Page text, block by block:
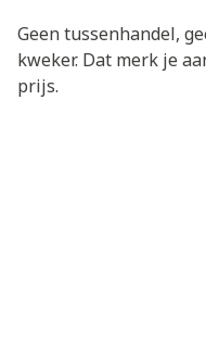
Geen tussenhandel,
kweker. Dat merk je
prijs.